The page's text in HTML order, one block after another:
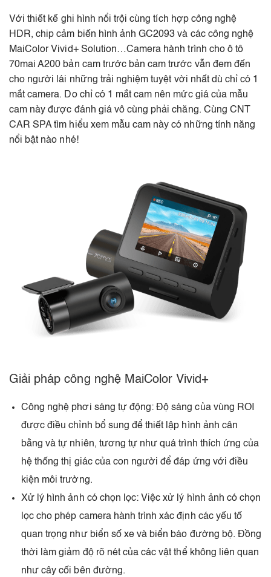
Với thiết kế ghi hình nổi trội cùng tích hợp công nghệ
HDR, chip cảm biến hình ảnh GC2093 và các công nghệ
MaiColor Vivid+ Solution…Camera hành trình cho ô tô
70mai A200 bản cam trước bản cam trước vẫn đem đến
cho người lái những trải nghiệm tuyệt vời nhất dù chỉ có 1
mắt camera. Do chỉ có 1 mắt cam nên mức giá của mẫu
cam này được đánh giá vô cùng phải chăng. Cùng CNT
CAR SPA tìm hiểu xem mẫu cam này có những tính năng
nổi bật nào nhé!
Giải pháp công nghệ MaiColor Vivid+
Công nghệ phơi sáng tự động: Độ sáng của vùng ROI
được điều chỉnh bổ sung để thiết lập hình ảnh cân
bằng và tự nhiên, tương tự như quá trình thích ứng của
hệ thống thị giác của con người để đáp ứng với điều
kiện môi trường.
Xử lý hình ảnh có chọn lọc: Việc xử lý hình ảnh có chọn
lọc cho phép camera hành trình xác định các yếu tố
quan trọng như biển số xe và biển báo đường bộ. Đồng
thời làm giảm độ rõ nét của các vật thể không liên quan
như cây cối bên đường.